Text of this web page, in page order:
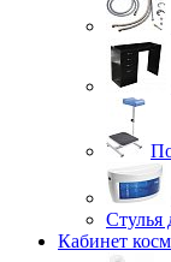
Стулья
Кабинет